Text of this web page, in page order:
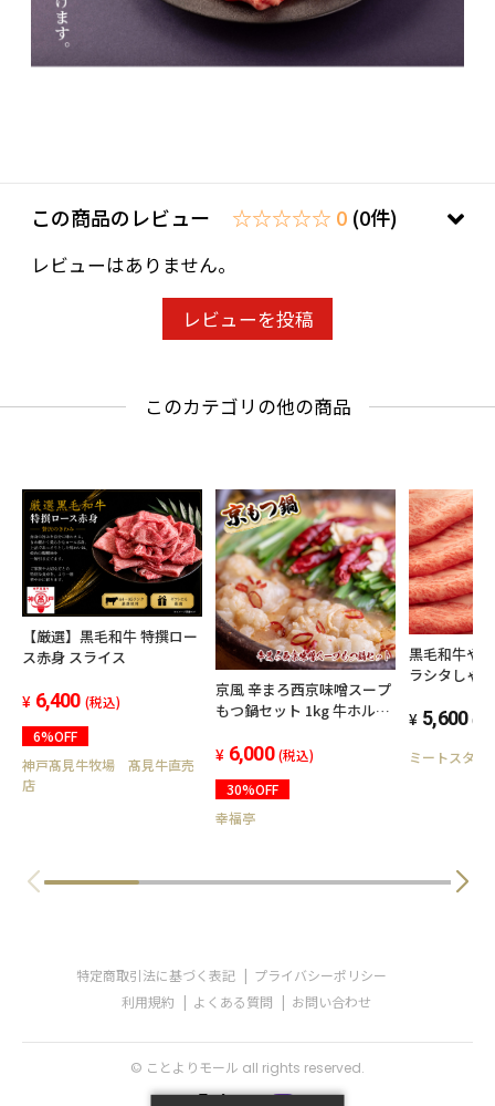
この商品のレビュー ☆☆☆☆☆ 0 (0件)
レビューはありません。
レビューを投稿
このカテゴリの他の商品
【厳選】黒毛和牛 特撰ロー
ス赤身 スライス
6,400 (税込)
6%OFF
神戸髙見牛牧場 髙見牛直売
店
京風 辛まろ西京味噌スープ
もつ鍋セット 1kg 牛ホルモ
味スープ 薬味付き
6,000 (税込)
30%OFF
幸福亭
黒毛和牛や
ラシタしゃ
5,600 (税
ミートスタジ
特定商取引法に基づく表記
プライバシーポリシー
利用規約
よくある質問 お問い合わせ
© ことよりモール all rights reserved.